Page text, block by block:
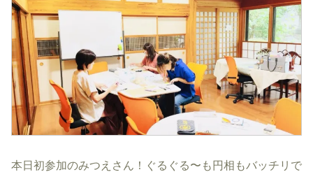
本日初参加のみつえさん！ぐるぐる〜も円相もバッチリで